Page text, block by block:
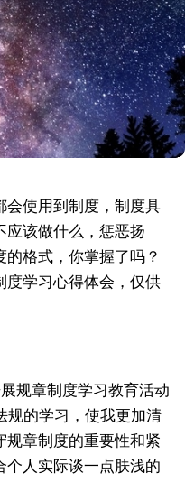
会使用到制度，制度具
应该做什么，惩恶扬
格式，你掌握了吗？
度学习心得体会，仅供
规章制度学习教育活动
规的学习，使我更加清
规章制度的重要性和紧
个人实际谈一点肤浅的